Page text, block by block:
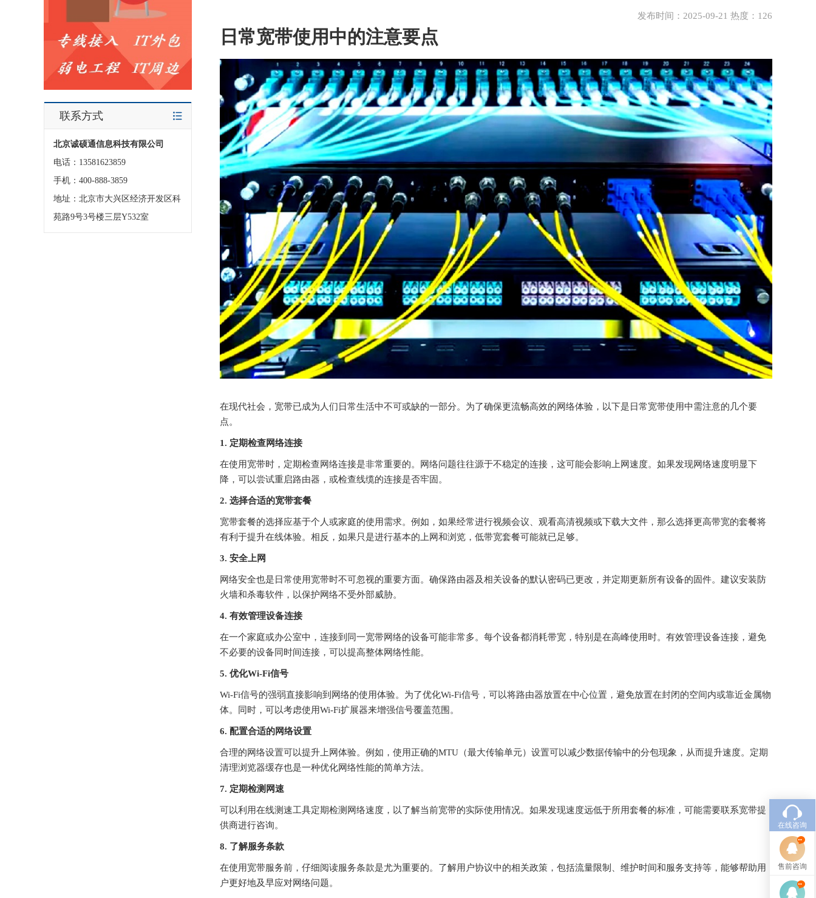
联系方式
北京诚硕通信息科技有限公司
电话：13581623859
手机：400-888-3859
地址：北京市大兴区经济开发区科
苑路9号3号楼三层Y532室
发布时间：2025-09-21 热度：126
日常宽带使用中的注意要点
在现代社会，宽带已成为人们日常生活中不可或缺的一部分。为了确保更流畅高效的网络体验，以下是日常宽带使用中需注意的几个要
点。
1. 定期检查网络连接
在使用宽带时，定期检查网络连接是非常重要的。网络问题往往源于不稳定的连接，这可能会影响上网速度。如果发现网络速度明显下
降，可以尝试重启路由器，或检查线缆的连接是否牢固。
2. 选择合适的宽带套餐
宽带套餐的选择应基于个人或家庭的使用需求。例如，如果经常进行视频会议、观看高清视频或下载大文件，那么选择更高带宽的套餐将
有利于提升在线体验。相反，如果只是进行基本的上网和浏览，低带宽套餐可能就已足够。
3. 安全上网
网络安全也是日常使用宽带时不可忽视的重要方面。确保路由器及相关设备的默认密码已更改，并定期更新所有设备的固件。建议安装防
火墙和杀毒软件，以保护网络不受外部威胁。
4. 有效管理设备连接
在一个家庭或办公室中，连接到同一宽带网络的设备可能非常多。每个设备都消耗带宽，特别是在高峰使用时。有效管理设备连接，避免
不必要的设备同时间连接，可以提高整体网络性能。
5. 优化Wi-Fi信号
Wi-Fi信号的强弱直接影响到网络的使用体验。为了优化Wi-Fi信号，可以将路由器放置在中心位置，避免放置在封闭的空间内或靠近金属物
体。同时，可以考虑使用Wi-Fi扩展器来增强信号覆盖范围。
6. 配置合适的网络设置
合理的网络设置可以提升上网体验。例如，使用正确的MTU（最大传输单元）设置可以减少数据传输中的分包现象，从而提升速度。定期
清理浏览器缓存也是一种优化网络性能的简单方法。
7. 定期检测网速
可以利用在线测速工具定期检测网络速度，以了解当前宽带的实际使用情况。如果发现速度远低于所用套餐的标准，可能需要联系宽带提
供商进行咨询。
8. 了解服务条款
在使用宽带服务前，仔细阅读服务条款是尤为重要的。了解用户协议中的相关政策，包括流量限制、维护时间和服务支持等，能够帮助用
户更好地及早应对网络问题。
在线咨询
售前咨询